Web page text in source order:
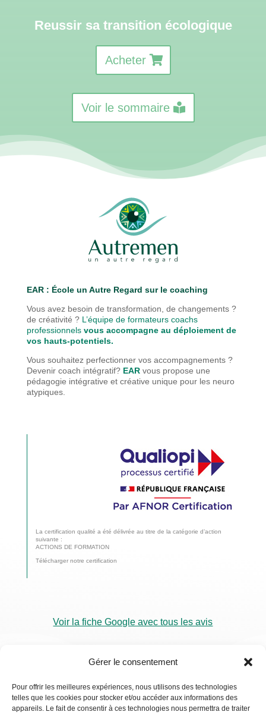
Gérer le consentement
Pour offrir les meilleures expériences, nous utilisons des technologies
telles que les cookies pour stocker et/ou accéder aux informations des
appareils. Le fait de consentir à ces technologies nous permettra de traiter
Reussir sa transition écologique
Acheter
Voir le sommaire
EAR : École un Autre Regard sur le coaching
Vous avez besoin de transformation, de changements ?
de créativité ? L’équipe de formateurs coachs
professionnels vous accompagne au déploiement de
vos hauts-potentiels.
Vous souhaitez perfectionner vos accompagnements ?
Devenir coach intégratif? EAR vous propose une
pédagogie intégrative et créative unique pour les neuro
atypiques.
La certification qualité a été délivrée au titre de la catégorie d’action
suivante :
ACTIONS DE FORMATION
Télécharger notre certification
Voir la fiche Google avec tous les avis
RDV